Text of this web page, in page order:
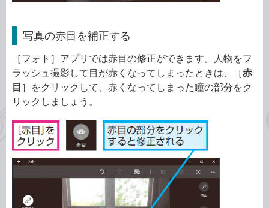
写真の赤目を補正する
［フォト］アプリでは赤目の修正ができます。人物をフ
ラッシュ撮影して目が赤くなってしまったときは、［赤
目 ］をクリックして、赤くなってしまった瞳の部分をク
リックしましょう。